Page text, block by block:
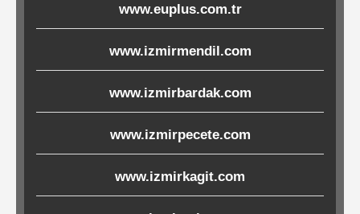
Endüstri
Ürünleri
Ürünler
Porselen-
Seramik
www.euplus.com.tr
www.izmirmendil.com
www.izmirbardak.com
www.izmirpecete.com
www.izmirkagit.com